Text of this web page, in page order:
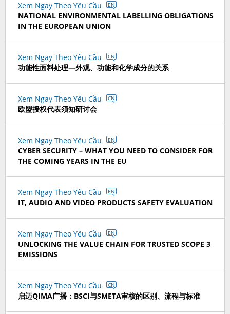
Xem Ngay Theo Yêu Cầu EN
NATIONAL ENVIRONMENTAL LABELLING OBLIGATIONS
IN THE EUROPEAN UNION
Xem Ngay Theo Yêu Cầu CN
功能性面料处理—外观、功能和化学成分的关系
Xem Ngay Theo Yêu Cầu CN
欧盟授权代表须知研讨会
Xem Ngay Theo Yêu Cầu EN
CYBER SECURITY – WHAT YOU NEED TO CONSIDER FOR
THE COMING YEARS IN THE EU
Xem Ngay Theo Yêu Cầu EN
IT, AUDIO AND VIDEO PRODUCTS SAFETY EVALUATION
Xem Ngay Theo Yêu Cầu EN
UNLOCKING THE VALUE CHAIN FOR TRUSTED SCOPE 3
EMISSIONS
Xem Ngay Theo Yêu Cầu CN
启迈QIMA广播：BSCI与SMETA审核的区别、流程与标准